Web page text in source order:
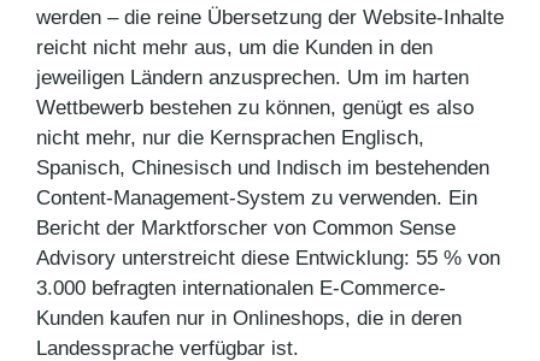
werden – die reine Übersetzung der Website-Inhalte
reicht nicht mehr aus, um die Kunden in den
jeweiligen Ländern anzusprechen. Um im harten
Wettbewerb bestehen zu können, genügt es also
nicht mehr, nur die Kernsprachen Englisch,
Spanisch, Chinesisch und Indisch im bestehenden
Content-Management-System zu verwenden. Ein
Bericht der Marktforscher von Common Sense
Advisory unterstreicht diese Entwicklung: 55 % von
3.000 befragten internationalen E-Commerce-
Kunden kaufen nur in Onlineshops, die in deren
Landessprache verfügbar ist.